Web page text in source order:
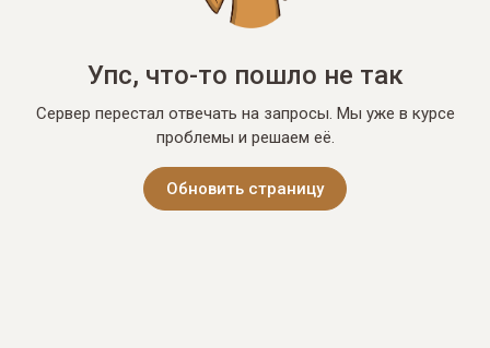
Упс, что-то пошло не так
Сервер перестал отвечать на запросы. Мы уже в курсе
проблемы и решаем её.
Обновить страницу